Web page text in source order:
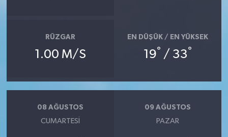
RÜZGAR
1.00 M/S
EN DÜŞÜK / EN YÜKSEK
19° / 33°
08 AĞUSTOS
CUMARTESI
09 AĞUSTOS
PAZAR